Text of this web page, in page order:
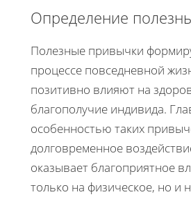
Определение
Полезные привычки
процессе повседневной
позитивно влияют на
благополучие индивида.
особенностью таких
долговременное
оказывает благоприятное
только на физическое, но и